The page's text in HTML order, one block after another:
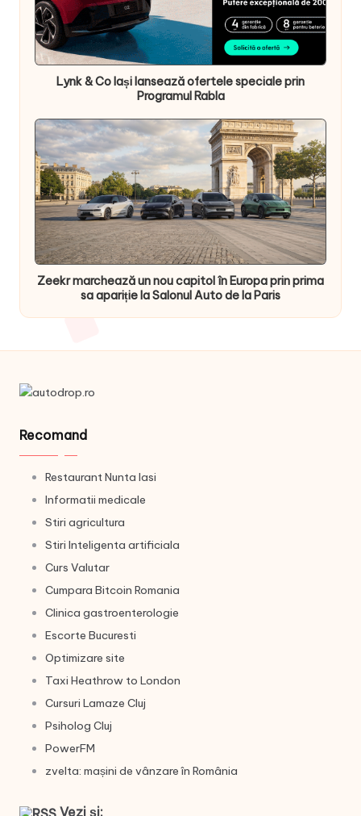
Lynk & Co Iași lansează ofertele speciale prin
Programul Rabla
Zeekr marchează un nou capitol în Europa prin prima
sa apariție la Salonul Auto de la Paris
Recomand
Restaurant Nunta Iasi
Informatii medicale
Stiri agricultura
Stiri Inteligenta artificiala
Curs Valutar
Cumpara Bitcoin Romania
Clinica gastroenterologie
Escorte Bucuresti
Optimizare site
Taxi Heathrow to London
Cursuri Lamaze Cluj
Psiholog Cluj
PowerFM
zvelta: mașini de vânzare în România
Vezi și: